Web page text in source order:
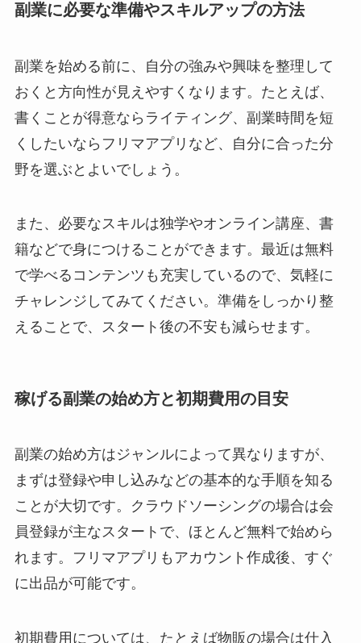
副業に必要な準備やスキルアップの方法
副業を始める前に、自分の強みや興味を整理して
おくと方向性が見えやすくなります。たとえば、
書くことが得意ならライティング、副業時間を短
くしたいならフリマアプリなど、自分に合った分
野を選ぶとよいでしょう。
また、必要なスキルは独学やオンライン講座、書
籍などで身につけることができます。最近は無料
で学べるコンテンツも充実しているので、気軽に
チャレンジしてみてください。準備をしっかり整
えることで、スタート後の不安も減らせます。
稼げる副業の始め方と初期費用の目安
副業の始め方はジャンルによって異なりますが、
まずは登録や申し込みなどの基本的な手順を知る
ことが大切です。クラウドソーシングの場合は会
員登録が主なスタートで、ほとんど無料で始めら
れます。フリマアプリもアカウント作成後、すぐ
に出品が可能です。
初期費用については、たとえば物販の場合は仕入